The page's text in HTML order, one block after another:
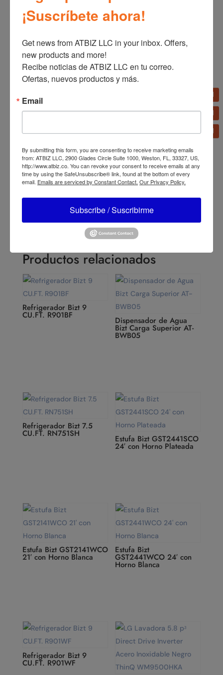
Información adicional
Marca
←Black+Decker Aspiradora Inalámbrica 2 en 1 para
Black+Decker Aspiradora Inalámbrica de Mano con
Productos relacionados
Refrigerador Bizt 9
CU.FT. R901BF Dispensador de Agua
Bizt Carga Superior AT-
BWB05
Refrigerador Bizt 7.5
CU.FT. RN751SH Estufa Bizt GST2441SCO
24′ con Horno Plateada
Estufa Bizt GST2141WCO
21′ con Horno Blanca
Estufa Bizt
GST2441WCO 24′ con
Horno Blanca
Refrigerador Bizt 9
CU.FT. R901WF
¡Suscríbete ahora!
Get news from ATBIZ LLC in your inbox. Offers,
new products and more!
Recibe noticias de ATBIZ LLC en tu correo.
Ofertas, nuevos productos y más.
Email
By submitting this form, you are consenting to receive marketing emails
from: ATBIZ LLC, 2900 Glades Circle Suite 1000, Weston, FL, 33327, US,
http://www.atbiz.co. You can revoke your consent to receive emails at any
time by using the SafeUnsubscribe® link, found at the bottom of every
email. Emails are serviced by Constant Contact. Our Privacy Policy.
Subscribe / Suscribirme